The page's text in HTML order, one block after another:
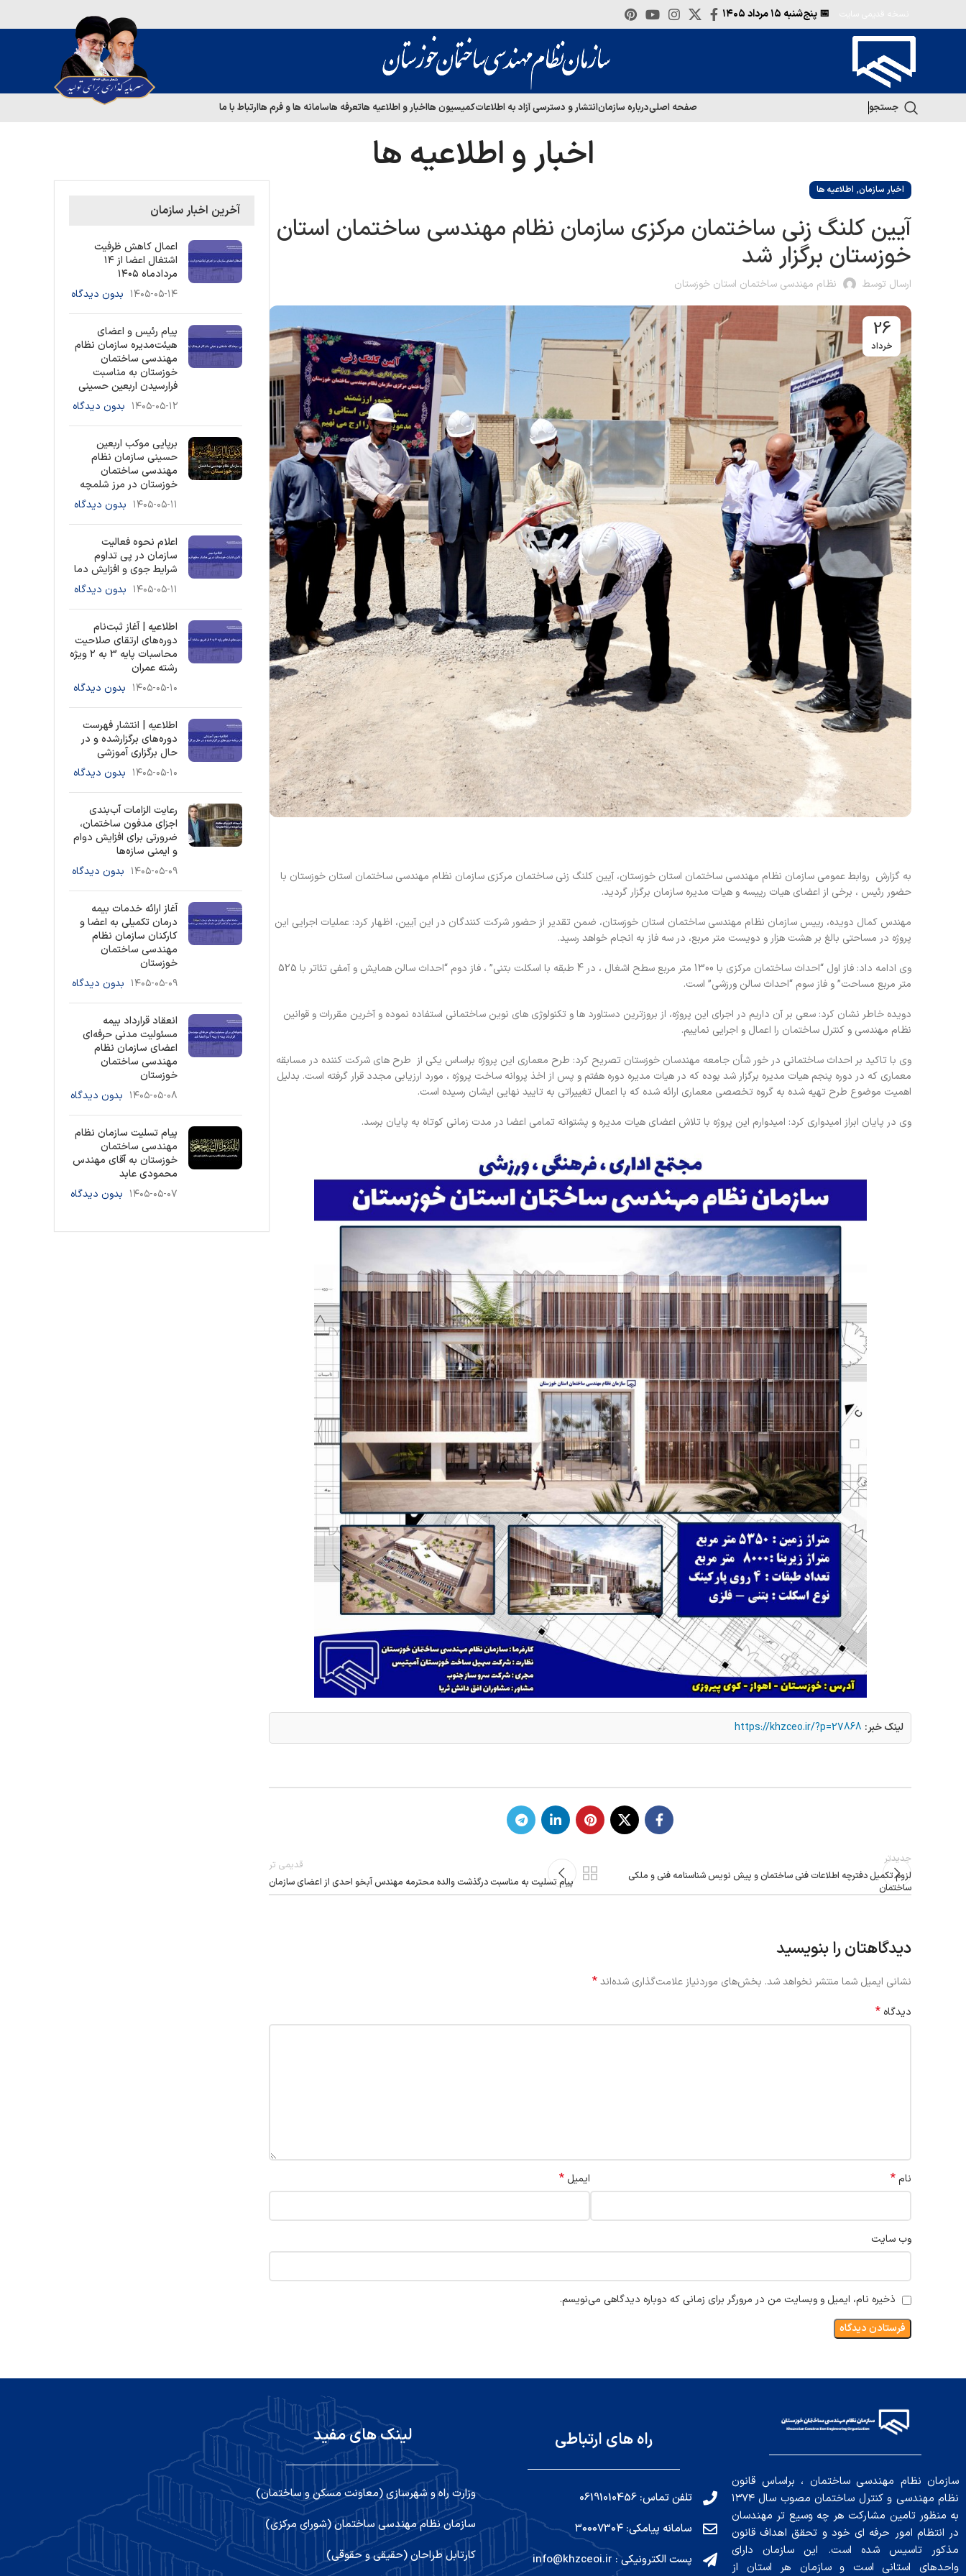
📅 پنج‌شنبه
جستجو صفحه اصلیدرباره سازمانانتشار و دسترسی آزاد به اطلاعاتکمیسیون هااخبار و اطلاعیه هاتعرفه هاسامانه ها و فرم هاارتباط با ما
اخبار و اطلاعیه ها
اخبار سازمان, اطلاعیه ها
آیین کلنگ زنی ساختمان مرکزی سازمان نظام مهندسی ساختمان استان
خوزستان برگزار شد
ارسال توسط نظام مهندسی ساختمان استان خوزستان
26
خرداد
به گزارش روابط عمومی سازمان نظام مهندسی ساختمان استان خوزستان، آیین کلنگ زنی ساختمان مرکزی سازمان نظام مهندسی ساختمان استان خوزستان با
حضور رئیس ، برخی از اعضای هیات رییسه و هیات مدیره سازمان برگزار گردید.
مهندس کمال دویده، رییس سازمان نظام مهندسی ساختمان استان خوزستان، ضمن تقدیر از حضور شرکت کنندگان در این آیین، اظهار کرد: عملیات اجرایی این
پروژه در مساحتی بالغ بر هشت هزار و دویست متر مربع، در سه فاز به انجام خواهد رسید.
وی ادامه داد: فاز اول “احداث ساختمان مرکزی با 1300 متر مربع سطح اشغال ، در 4 طبقه با اسکلت بتنی” ، فاز دوم “احداث سالن همایش و آمفی تئاتر با 525
متر مربع مساحت” و فاز سوم “احداث سالن ورزشی” است.
دویده خاطر نشان کرد: سعی بر آن داریم در اجرای این پروژه، از بروزترین دستاورد ها و تکنولوژی های نوین ساختمانی استفاده نموده و آخرین مقررات و قوانین
نظام مهندسی و کنترل ساختمان را اعمال و اجرایی نماییم.
وی با تاکید بر احداث ساختمانی در خور شأن جامعه مهندسان خوزستان تصریح کرد: طرح معماری این پروژه براساس یکی از طرح های شرکت کننده در مسابقه
معماری که در دوره پنجم هیات مدیره برگزار شد بوده که در هیات مدیره دوره هفتم و پس از اخذ پروانه ساخت پروژه ، مورد ارزیابی مجدد قرار گرفته است. بدلیل
اهمیت موضوع طرح تهیه شده به گروه تخصصی معماری ارائه شده که با اعمال تغییراتی به تایید نهایی ایشان رسیده است.
وی در پایان ابراز امیدواری کرد: امیدوارم این پروژه با تلاش اعضای هیات مدیره و پشتوانه تمامی اعضا در مدت زمانی کوتاه به پایان برسد.
لینک خبر: https://khzceo.ir/?p=27868
جدیدتر
لزوم تکمیل دفترچه اطلاعات فنی ساختمان و پیش نویس شناسنامه فنی و ملکی
ساختمان
قدیمی تر
پیام تسلیت به مناسبت درگذشت والده محترمه مهندس آبخو احدی از اعضای سازمان
دیدگاهتان را بنویسید
نشانی ایمیل شما منتشر نخواهد شد. بخش‌های موردنیاز علامت‌گذاری شده‌اند*
دیدگاه *
نام* ایمیل *
وب‌ سایت
ذخیره نام، ایمیل و وبسایت من در مرورگر برای زمانی که دوباره دیدگاهی می‌نویسم.
آخرین اخبار سازمان
اعمال کاهش ظرفیت
اشتغال اعضا از ۱۴
مردادماه ۱۴۰۵
۱۴۰۵-۰۵-۱۴ بدون دیدگاه
پیام رئیس و اعضای
هیئت‌مدیره سازمان نظام
مهندسی ساختمان
خوزستان به مناسبت
فرارسیدن اربعین حسینی
۱۴۰۵-۰۵-۱۲ بدون دیدگاه
برپایی موکب اربعین
حسینی سازمان نظام
مهندسی ساختمان
خوزستان در مرز شلمچه
۱۴۰۵-۰۵-۱۱ بدون دیدگاه
اعلام نحوه فعالیت
سازمان در پی تداوم
شرایط جوی و افزایش دما
۱۴۰۵-۰۵-۱۱ بدون دیدگاه
اطلاعیه | آغاز ثبت‌نام
دوره‌های ارتقای صلاحیت
محاسبات پایه 3 به ۲ ویژه
رشته عمران
۱۴۰۵-۰۵-۱۰ بدون دیدگاه
اطلاعیه | انتشار فهرست
دوره‌های برگزارشده و در
حال برگزاری آموزشی
۱۴۰۵-۰۵-۱۰ بدون دیدگاه
رعایت الزامات آب‌بندی
اجزای مدفون ساختمان،
ضرورتی برای افزایش دوام
و ایمنی سازه‌ها
۱۴۰۵-۰۵-۰۹ بدون دیدگاه
آغاز ارائه خدمات بیمه
درمان تکمیلی به اعضا و
کارکنان سازمان نظام
مهندسی ساختمان
خوزستان
۱۴۰۵-۰۵-۰۹ بدون دیدگاه
انعقاد قرارداد بیمه
مسئولیت مدنی حرفه‌ای
اعضای سازمان نظام
مهندسی ساختمان
خوزستان
۱۴۰۵-۰۵-۰۸ بدون دیدگاه
پیام تسلیت سازمان نظام
مهندسی ساختمان
خوزستان به آقای مهندس
محمودی عابد
۱۴۰۵-۰۵-۰۷ بدون دیدگاه
سازمان نظام مهندسی ساختمان ، براساس قانون
نظام مهندسی و کنترل ساختمان مصوب سال ۱۳۷۴
به منظور تامین مشارکت هر چه وسیع تر مهندسان
در انتظام امور حرفه ای خود و تحقق اهداف قانون
مذکور تاسیس شده است. این سازمان دارای
واحدهای استانی است و سازمان هر استان از
راه های ارتباطی
تلفن تماس: 06191010456
سامانه پیامکی: ۳۰۰۰۷۳۰۴
پست الکترونیکی : info@khzceoi.ir
لینک های مفید
وزارت راه و شهرسازی (معاونت مسکن و ساختمان)
سازمان نظام مهندسی ساختمان (شورای مرکزی)
کارتابل طراحان (حقیقی و حقوقی)